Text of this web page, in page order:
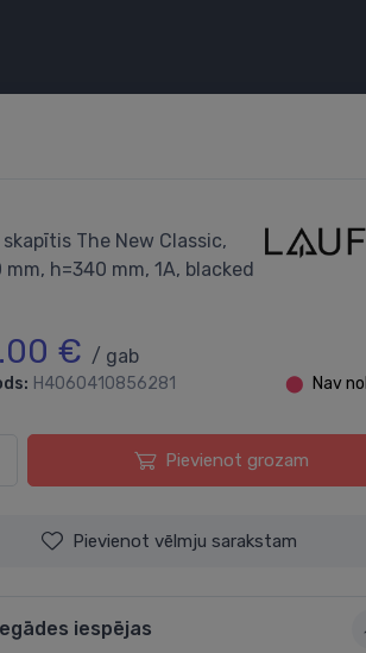
The New Classic,
h=340 mm, 1A, blacked
€ / gab
H4060410856281 ⬤ Nav
Pievienot grozam
Pievienot vēlmju sarakstam
iespējas